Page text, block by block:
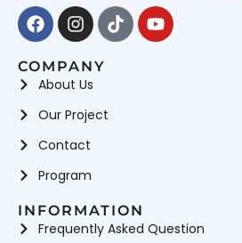
Facebook
Instagram
TiktokYoutube
COMPANY
About Us
Our Project
Contact
Program
INFORMATION
Frequently Asked Question